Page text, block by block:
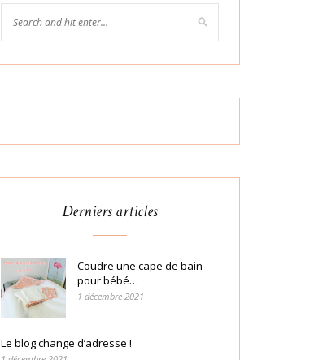
Derniers articles
Coudre une cape de bain
pour bébé…
1 décembre 2021
Le blog change d’adresse !